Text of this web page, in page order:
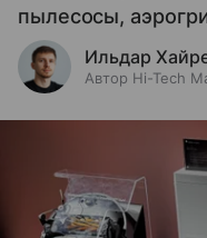
пылесосы,
Ильдар
Автор Hi-Tech